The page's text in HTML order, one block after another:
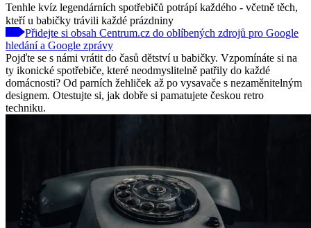
Tenhle kvíz legendárních spotřebičů potrápí každého - včetně těch,
kteří u babičky trávili každé prázdniny
Přidejte si obsah Centrum.cz do oblíbených zdrojů pro Google
hledání a Google zprávy
Pojďte se s námi vrátit do časů dětství u babičky. Vzpomínáte si na
ty ikonické spotřebiče, které neodmyslitelně patřily do každé
domácnosti? Od parních žehliček až po vysavače s nezaměnitelným
designem. Otestujte si, jak dobře si pamatujete českou retro
techniku.